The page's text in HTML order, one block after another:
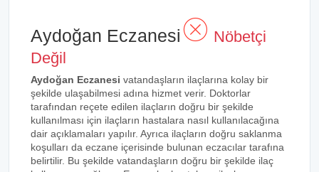
Aydoğan Eczanesi
Nöbetçi
Değil
Aydoğan Eczanesi vatandaşların ilaçlarına kolay bir
şekilde ulaşabilmesi adına hizmet verir. Doktorlar
tarafından reçete edilen ilaçların doğru bir şekilde
kullanılması için ilaçların hastalara nasıl kullanılacağına
dair açıklamaları yapılır. Ayrıca ilaçların doğru saklanma
koşulları da eczane içerisinde bulunan eczacılar tarafına
belirtilir. Bu şekilde vatandaşların doğru bir şekilde ilaç